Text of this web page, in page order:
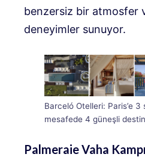
benzersiz bir atmosfer
deneyimler sunuyor.
Barceló Otelleri: Paris’e 3
mesafede 4 güneşli
Palmeraie Vaha